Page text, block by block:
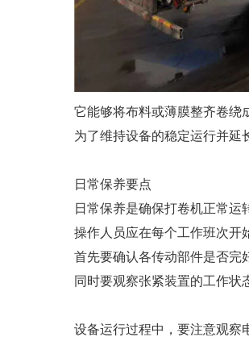
它能够将布料或薄膜整齐卷绕
为了维持设备的稳定运行并延
日常保养要点
日常保养是确保打卷机正常运
操作人员应在每个工作班次开
首先要确认各传动部件是否完
同时要观察张紧装置的工作状
设备运行过程中，要注意观察